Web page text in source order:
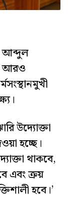
আব্দুল
আরও
উদ্যোক্তা
হচ্ছে।
থাকবে,
এবং ক্রয়
হবে।’